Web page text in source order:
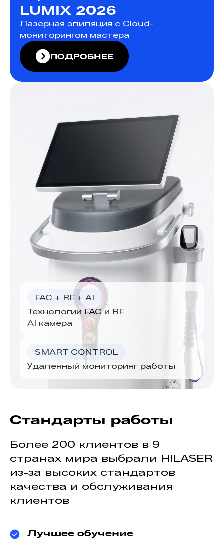
LUMIX 2026
Лазерная эпиляция с Cloud-
мониторингом мастера
ПОДРОБНЕЕ
FAC + RF + AI
Технологии FAC и RF
AI камера
SMART CONTROL
Удаленный мониторинг работы
Стандарты работы
Более 200 клиентов в 9
странах мира выбрали HILASER
из-за высоких стандартов
качества и обслуживания
клиентов
Лучшее обучение